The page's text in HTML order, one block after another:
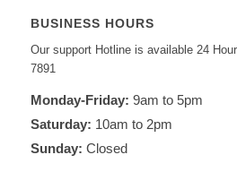
BUSINESS HOURS
Our support Hotline is available 24
7891
Monday-Friday: 9am to 5pm
Saturday: 10am to 2pm
Sunday: Closed